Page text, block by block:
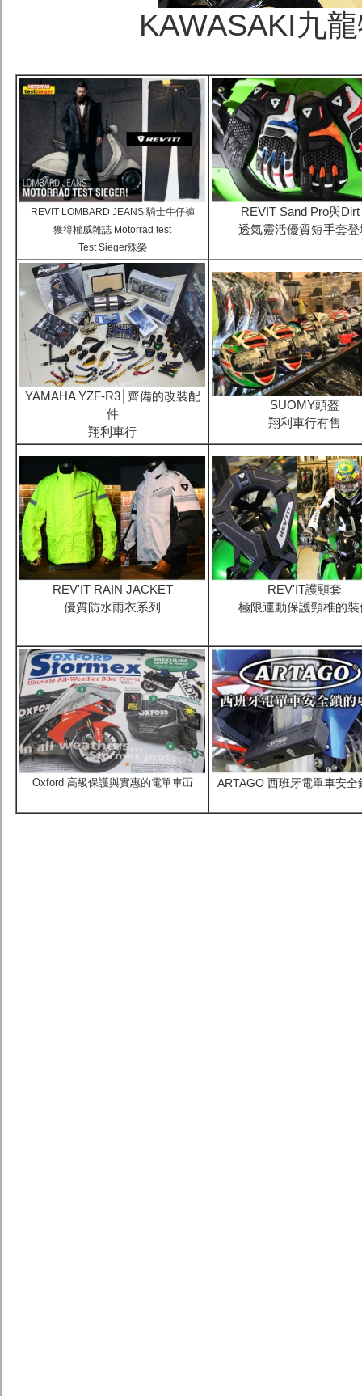
KAWASAKI九
REVIT LOMBARD JEANS 騎士牛仔褲
獲得權威雜誌 Motorrad test
Test Sieger殊榮
REVIT Sand Pro與Dirt
透氣靈活優質短手套登
YAMAHA YZF-R3│齊備的改裝配
件
翔利車行
SUOMY頭盔
翔利車行有售
REV'IT RAIN JACKET
優質防水雨衣系列
REV'IT護頸套
極限運動保護頸椎的裝
Oxford 高級保護與實惠的電單車冚 ARTAGO 西班牙電單車安全